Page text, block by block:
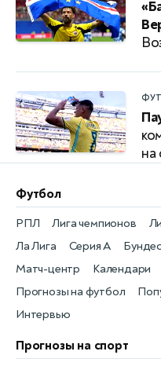
на
Футбол
РПЛ
Матч-центр
Лига чемпионов
Календари
Прогнозы на футбол
Ла Лига Серия А
Интервью
Прогнозы на спорт